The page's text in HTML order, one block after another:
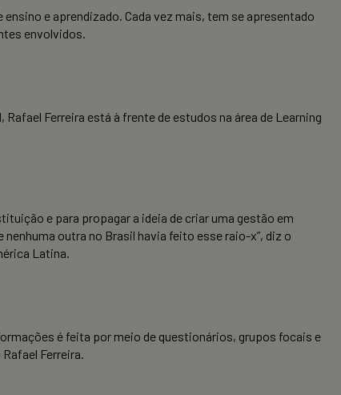
e aprendizado. Cada vez mais, tem se apresentado
envolvidos.
Ferreira está à frente de estudos na área de Learning
e para propagar a ideia de criar uma gestão em
outra no Brasil havia feito esse raio-x”, diz o
Latina.
é feita por meio de questionários, grupos focais e
Ferreira.